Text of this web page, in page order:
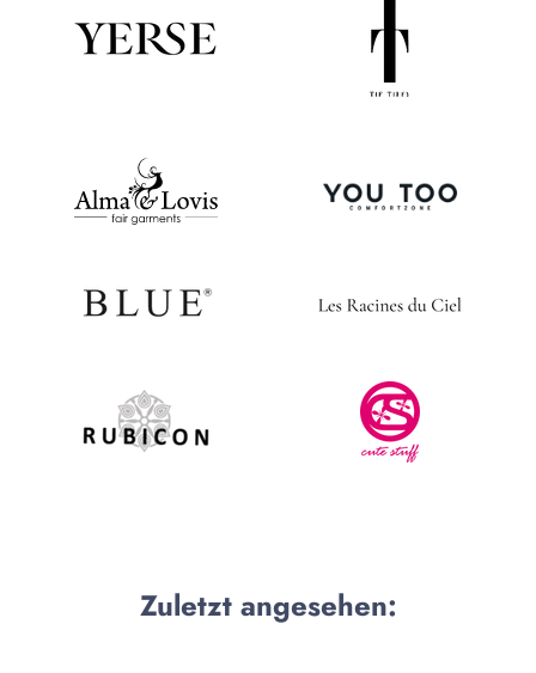
Zuletzt angesehen: